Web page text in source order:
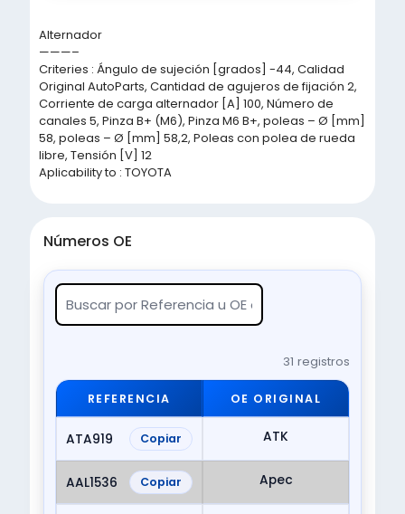
Alternador
———–
Criteries : Ángulo de sujeción [grados] -44, Calidad
Original AutoParts, Cantidad de agujeros de fijación 2,
Corriente de carga alternador [A] 100, Número de
canales 5, Pinza B+ (M6), Pinza M6 B+, poleas – Ø [mm]
58, poleas – Ø [mm] 58,2, Poleas con polea de rueda
libre, Tensión [V] 12
Aplicability to : TOYOTA
Números OE
31 registros
REFERENCIA OE ORIGINAL
ATA919 Copiar ATK
AAL1536 Copiar Apec